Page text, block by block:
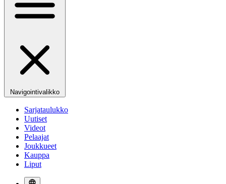
Navigointivalikko
Sarjataulukko
Uutiset
Videot
Pelaajat
Joukkueet
Kauppa
Liput